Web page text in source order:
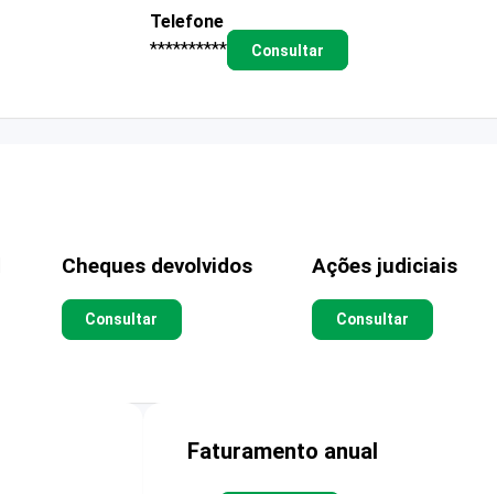
Telefone
**********
Consultar
Cheques devolvidos
Consultar
Ações judiciais
Consultar
Faturamento anual